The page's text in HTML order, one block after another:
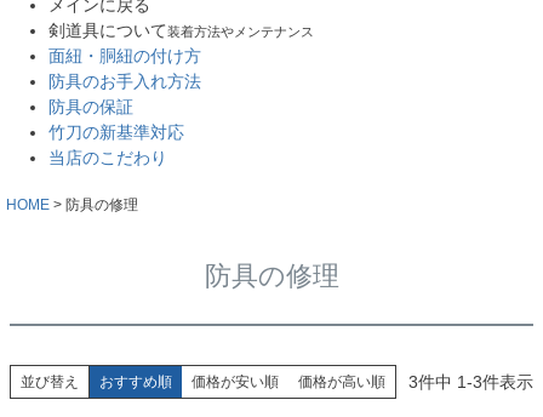
メインに戻る
剣道具について装着方法やメンテナンス
面紐・胴紐の付け方
防具のお手入れ方法
防具の保証
竹刀の新基準対応
当店のこだわり
HOME 防具の修理
防具の修理
並び替え おすすめ順 価格が安い順 価格が高い順 3件中 1-3件表示